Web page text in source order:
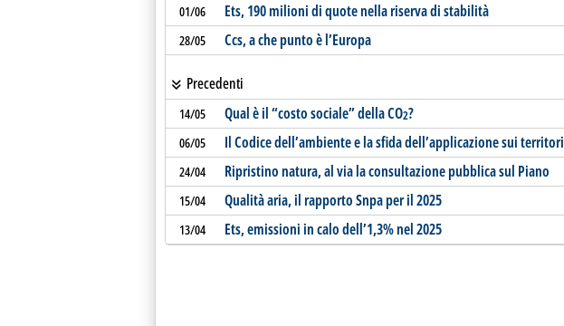
01/06 Ets, 190 milioni di quote nella riserva di stabilità
28/05 Ccs, a che punto è l’Europa
Precedenti
14/05 Qual è il “costo sociale” della CO2?
06/05 Il Codice dell’ambiente e la sfida dell’applicazione sui territori
24/04 Ripristino natura, al via la consultazione pubblica sul Piano
15/04 Qualità aria, il rapporto Snpa per il 2025
13/04 Ets, emissioni in calo dell’1,3% nel 2025